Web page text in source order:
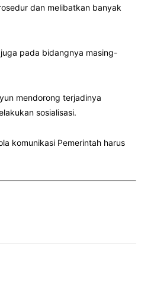
dan melibatkan banyak
pada bidangnya masing-
mendorong terjadinya
sosialisasi.
komunikasi Pemerintah harus